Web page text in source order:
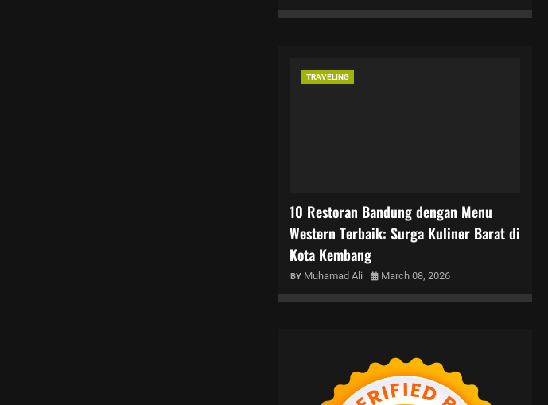
TRAVELING
10 Restoran Bandung dengan Menu
Western Terbaik: Surga Kuliner Barat di
Kota Kembang
Muhamad Ali March 08, 2026